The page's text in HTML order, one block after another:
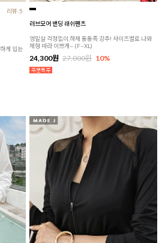
리뷰:5
게 입는
러브모어 밴딩 래쉬팬츠
엉밑살 걱정없이,하체 통통족 강추! 사이즈별로 나와
체형 따라 이쁘게~ (F~XL)
24,300원 27,000원 10%